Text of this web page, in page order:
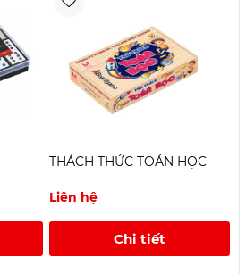
THÁCH THỨC TOÁN HỌC
Liên hệ
Chi tiết